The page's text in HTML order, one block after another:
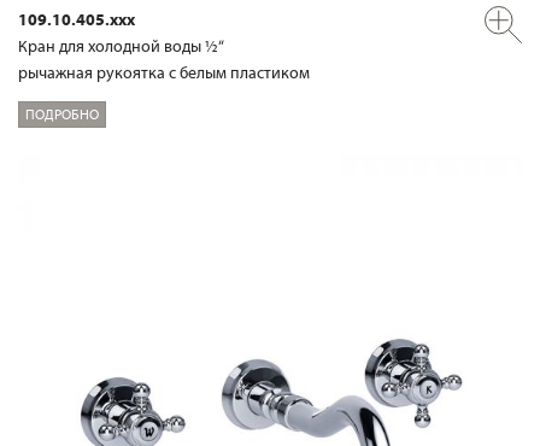
109.10.405.xxx
Кран для холодной воды ½“
рычажная рукоятка с белым пластиком
ПОДРОБНО